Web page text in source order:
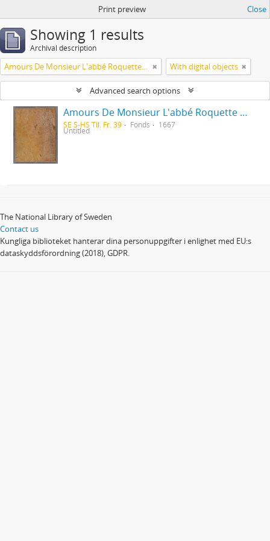
Print preview Close
Showing 1 results
Archival description
Amours De Monsieur L'abbé Roquette avec Mademoiselle de Montauzier par Monsieur L'abbé Le Camus 1667 With digital objects
Advanced search options
Amours De Monsieur L'abbé Roquette avec Mademoiselle de Montauzier par Monsieur L'abbé Le Camus 1667
SE S-HS Til. Fr. 39 Fonds 1667
Untitled
The National Library of Sweden
Contact us
Kungliga biblioteket hanterar dina personuppgifter i enlighet med EU:s
dataskyddsförordning (2018), GDPR.